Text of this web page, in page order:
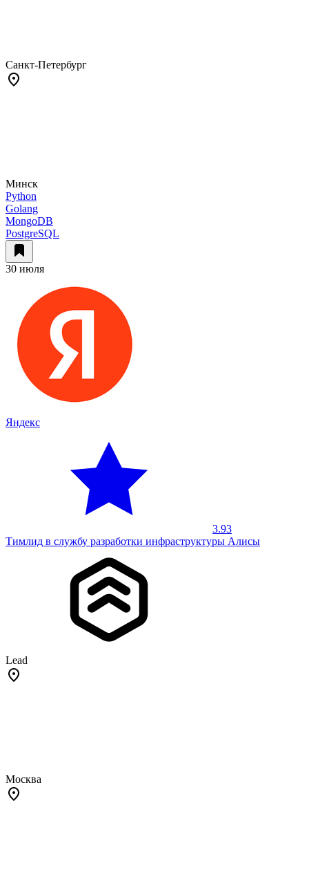
Санкт-Петербург
Минск
Python
Golang
MongoDB
PostgreSQL
30 июля
Яндекс
3.93
Тимлид в службу разработки инфраструктуры Алисы
Lead
Москва